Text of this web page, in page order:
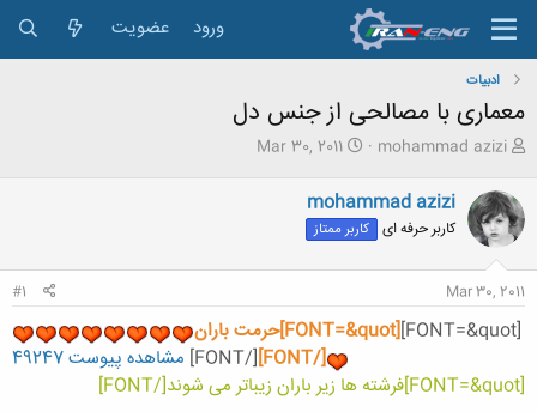
ورود عضویت
ادبیات
معماری با مصالحی از جنس دل
ش
و
ع
ک
ن
ن
د
م
ض
mohammad azizi
ت
ی
خ
ر
ع
Mar 30, 2011
mohammad azizi
کاربر حرفه ای کاربر ممتاز
Mar 30, 2011
#1
[FONT=&quot]
[FONT=&quot]حرمت باران
[/FONT]
[/FONT]
مشاهده پیوست 49247
[FONT=&quot]فرشته ها زیر باران زیباتر می شوند[/FONT]